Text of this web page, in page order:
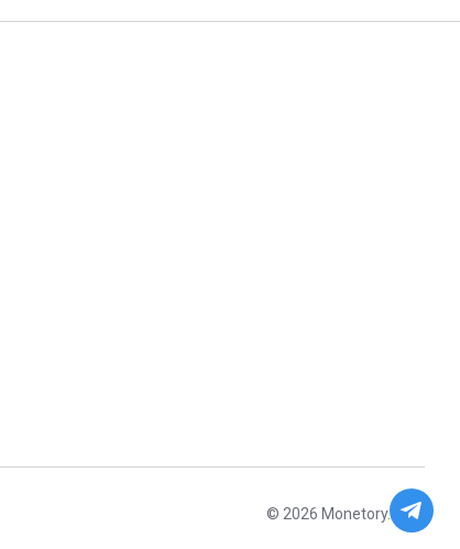
© 2026 Monetory.io